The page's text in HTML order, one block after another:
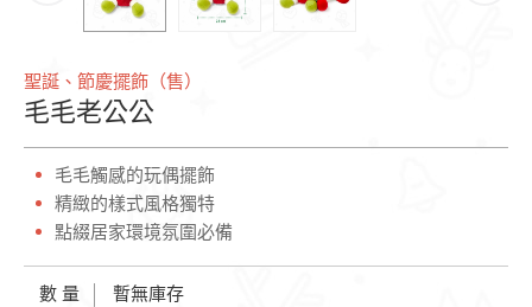
聖誕、節慶擺飾（售）
毛毛老公公
毛毛觸感的玩偶擺飾
精緻的樣式風格獨特
點綴居家環境氛圍必備
數 量 暫無庫存